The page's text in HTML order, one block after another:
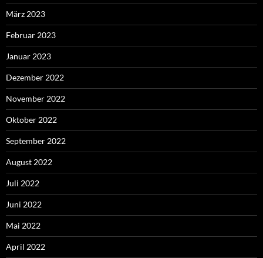
März 2023
Februar 2023
Januar 2023
Dezember 2022
November 2022
Oktober 2022
September 2022
August 2022
Juli 2022
Juni 2022
Mai 2022
April 2022